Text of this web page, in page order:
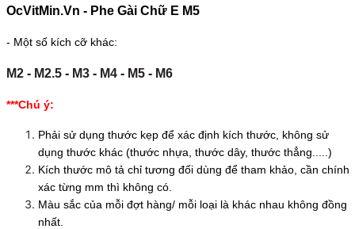
OcVitMin.Vn - Phe Gài Chữ E M5
- Một số kích cỡ khác:
M2- M2.5- M3- M4- M5- M6
***Chú ý:
Phải sử dụng thước kẹp để xác định kích thước, không sử
dụng thước khác (thước nhựa, thước dây, thước thẳng.....)
Kích thước mô tả chỉ tương đối dùng để tham khảo, cần chính
xác từng mm thì không có.
Màu sắc của mỗi đợt hàng/ mỗi loại là khác nhau không đồng
nhất.